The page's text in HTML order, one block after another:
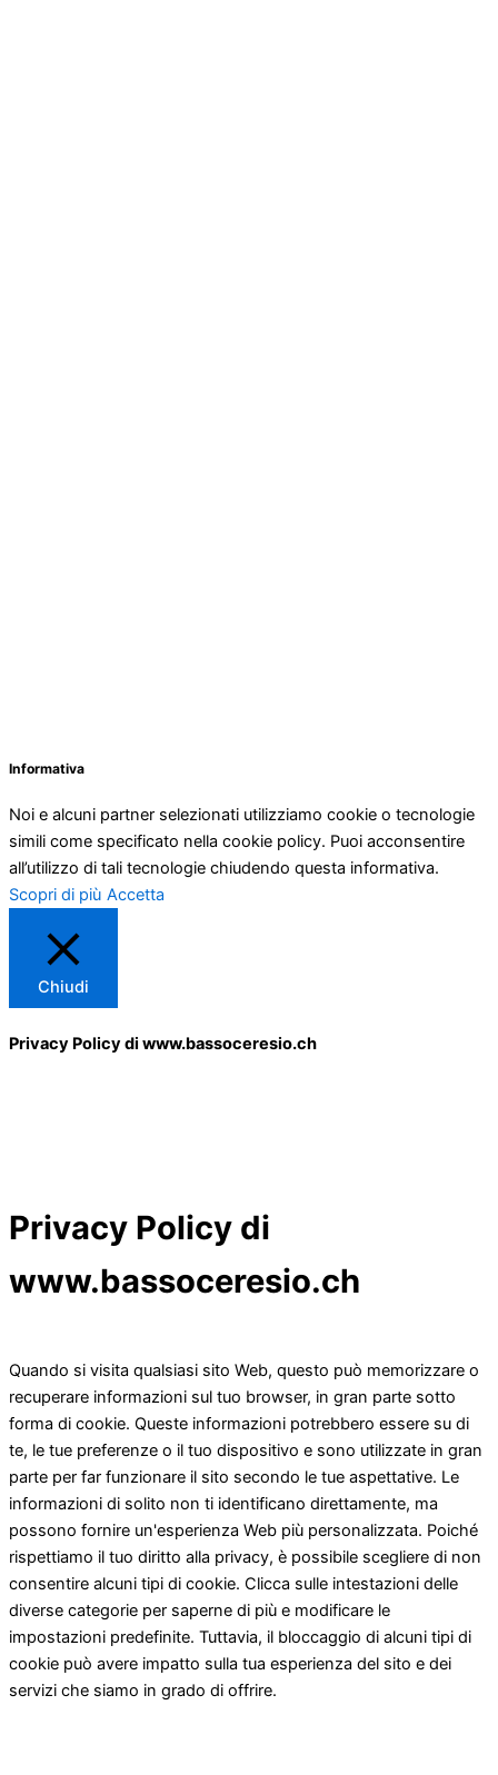
Informativa
Noi e alcuni partner selezionati utilizziamo cookie o tecnologie
simili come specificato nella cookie policy. Puoi acconsentire
all’utilizzo di tali tecnologie chiudendo questa informativa.
Scopri di più Accetta
Chiudi
Privacy Policy di www.bassoceresio.ch
Privacy Policy di
www.bassoceresio.ch
Quando si visita qualsiasi sito Web, questo può memorizzare o
recuperare informazioni sul tuo browser, in gran parte sotto
forma di cookie. Queste informazioni potrebbero essere su di
te, le tue preferenze o il tuo dispositivo e sono utilizzate in gran
parte per far funzionare il sito secondo le tue aspettative. Le
informazioni di solito non ti identificano direttamente, ma
possono fornire un'esperienza Web più personalizzata. Poiché
rispettiamo il tuo diritto alla privacy, è possibile scegliere di non
consentire alcuni tipi di cookie. Clicca sulle intestazioni delle
diverse categorie per saperne di più e modificare le
impostazioni predefinite. Tuttavia, il bloccaggio di alcuni tipi di
cookie può avere impatto sulla tua esperienza del sito e dei
servizi che siamo in grado di offrire.